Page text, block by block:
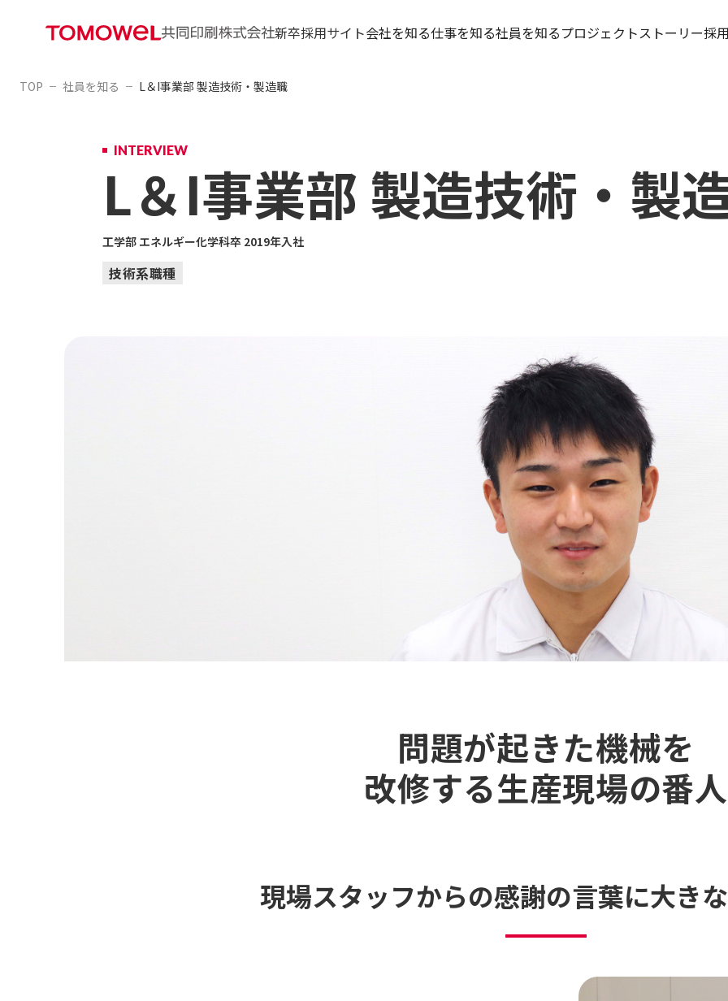
新卒採用サイト会社を知る仕事を知る社員を知る
IT統括本部
技術開発本部
L&I事業部
プロジェクトストーリー採
TOP 社員を知る L＆I事業部 製造技術・製造職
INTERVIEW
L＆I事業部 製造技術・製
工学部 エネルギー化学科卒 2019年入社
技術系職種
問題が起きた機械を
改修する生産現場の番人
現場スタッフからの感謝の言葉に大き